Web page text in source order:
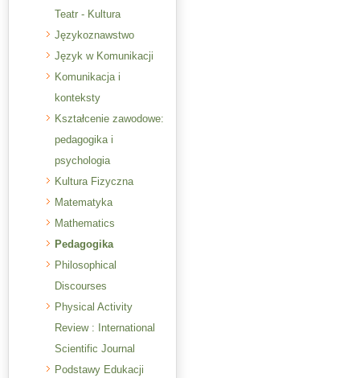
Teatr - Kultura
Językoznawstwo
Język w Komunikacji
Komunikacja i
konteksty
Kształcenie zawodowe:
pedagogika i
psychologia
Kultura Fizyczna
Matematyka
Mathematics
Pedagogika
Philosophical
Discourses
Physical Activity
Review : International
Scientific Journal
Podstawy Edukacji